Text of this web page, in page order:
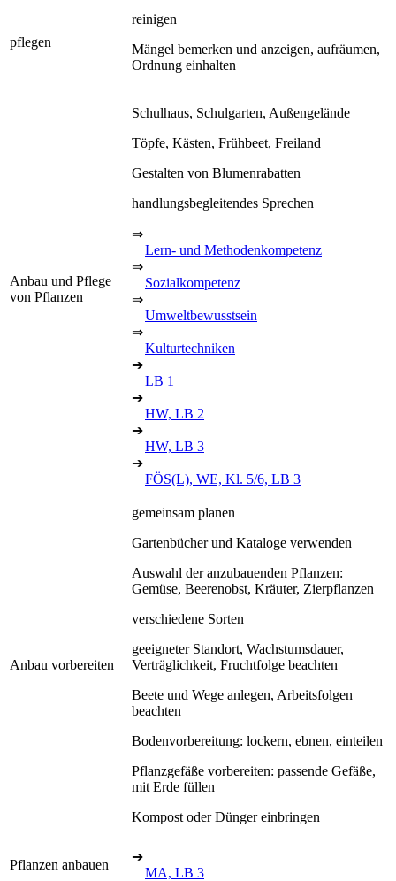
pflegen
reinigen
Mängel bemerken und anzeigen, aufräumen,
Ordnung einhalten
Anbau und Pflege
von Pflanzen
Schulhaus, Schulgarten, Außengelände
Töpfe, Kästen, Frühbeet, Freiland
Gestalten von Blumenrabatten
handlungsbegleitendes Sprechen
⇒
Lern- und Methodenkompetenz
⇒
Sozialkompetenz
⇒
Umweltbewusstsein
⇒
Kulturtechniken
➔
LB 1
➔
HW, LB 2
➔
HW, LB 3
➔
FÖS(L), WE, Kl. 5/6, LB 3
Anbau vorbereiten
gemeinsam planen
Gartenbücher und Kataloge verwenden
Auswahl der anzubauenden Pflanzen:
Gemüse, Beerenobst, Kräuter, Zierpflanzen
verschiedene Sorten
geeigneter Standort, Wachstumsdauer,
Verträglichkeit, Fruchtfolge beachten
Beete und Wege anlegen, Arbeitsfolgen
beachten
Bodenvorbereitung: lockern, ebnen, einteilen
Pflanzgefäße vorbereiten: passende Gefäße,
mit Erde füllen
Kompost oder Dünger einbringen
Pflanzen anbauen
➔
MA, LB 3